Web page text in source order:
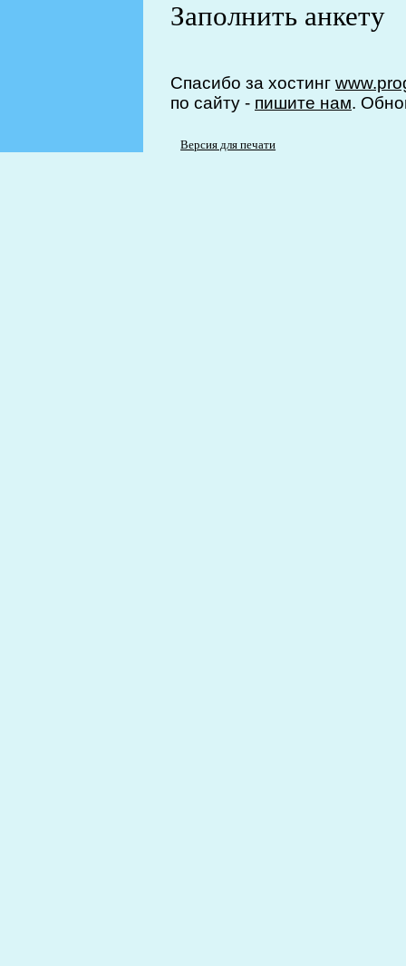
Заполнить анкету
Спасибо за хостинг
по сайту - пишите нам.
Версия для печати